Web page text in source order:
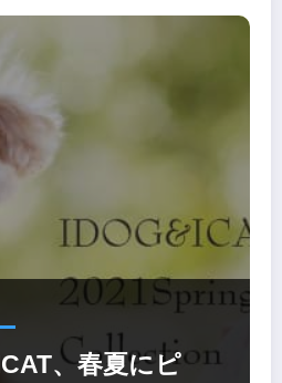
、春夏にピ